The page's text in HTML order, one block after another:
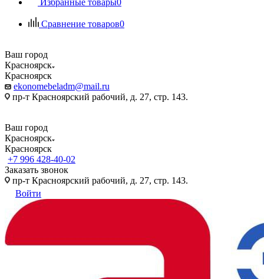
Избранные товары0
Сравнение товаров0
Ваш город
Красноярск
Красноярск
ekonomebeladm@mail.ru
пр-т Красноярский рабочий, д. 27, стр. 143.
Ваш город
Красноярск
Красноярск
+7 996 428-40-02
Заказать звонок
пр-т Красноярский рабочий, д. 27, стр. 143.
Войти